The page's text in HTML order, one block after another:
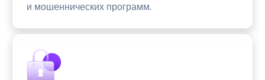
и мошеннических программ.